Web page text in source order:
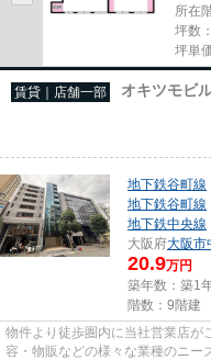
所在
坪数
坪単
賃貸｜店舗一部 オキツモビ
地下鉄谷町線
地下鉄谷町線
地下鉄中央線
大阪府大阪市
20.9万円
築年数：築1
階数：9階建
物件より徒歩圏内に当社営業店が
容・物販などの様々な業種のニー